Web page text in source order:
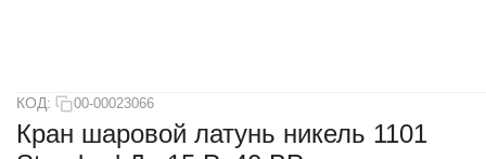
КОД: 00-00023066
Кран шаровой латунь никель 1101